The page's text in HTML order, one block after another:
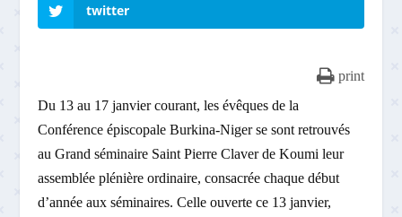
twitter
print
Du 13 au 17 janvier courant, les évêques de la
Conférence épiscopale Burkina-Niger se sont retrouvés
au Grand séminaire Saint Pierre Claver de Koumi leur
assemblée plénière ordinaire, consacrée chaque début
d’année aux séminaires. Celle ouverte ce 13 janvier,